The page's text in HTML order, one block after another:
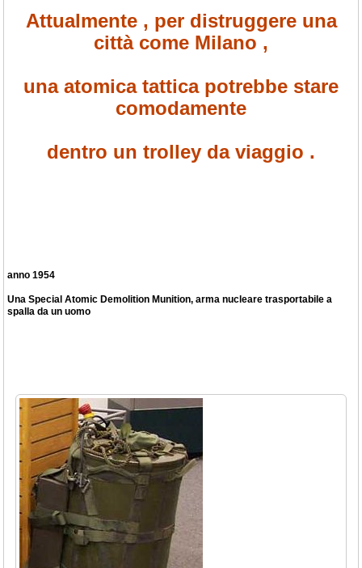
Attualmente , per distruggere una
città come Milano ,
una atomica tattica potrebbe stare
comodamente
dentro un trolley da viaggio .
anno 1954
Una Special Atomic Demolition Munition, arma nucleare trasportabile a
spalla da un uomo